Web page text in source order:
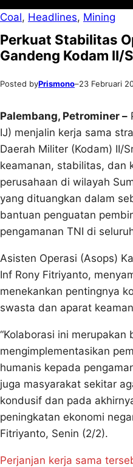
Coal, Headlines, Mining
Perkuat Stabilitas
Gandeng Kodam II/
Posted byPrismono–23 Februari
Palembang, Petrominer –
IJ) menjalin kerja sama
Daerah Militer (Kodam) II/
keamanan, stabilitas, dan
perusahaan di wilayah
yang dituangkan dalam
bantuan penguatan
pengamanan TNI di
Asisten Operasi (Asops)
Inf Rony Fitriyanto,
menekankan pentingnya
swasta dan aparat
“Kolaborasi ini
mengimplementasikan
humanis kepada
juga masyarakat sekitar
kondusif dan pada
peningkatan ekonomi
Fitriyanto, Senin (2/2).
Perjanjan kerja sama